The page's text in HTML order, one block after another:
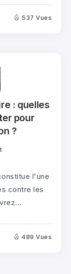
537 Vues
: quelles
pour
?
l'une
contre les
489 Vues